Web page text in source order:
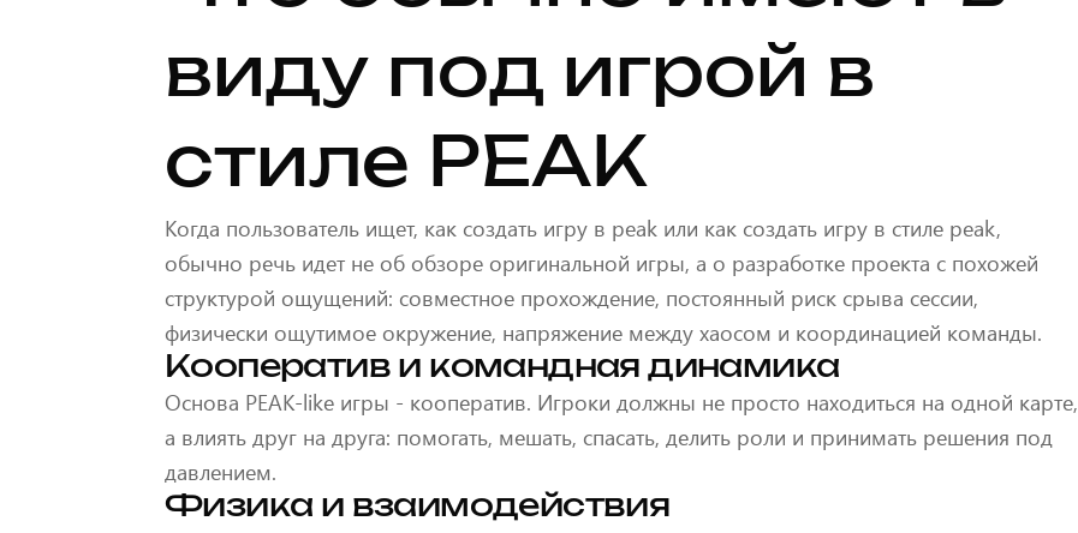
виду под игрой в
стиле PEAK
Когда пользователь ищет, как создать игру в peak или как создать игру в стиле peak,
обычно речь идет не об обзоре оригинальной игры, а о разработке проекта с похожей
структурой ощущений: совместное прохождение, постоянный риск срыва сессии,
физически ощутимое окружение, напряжение между хаосом и координацией команды.
Кооператив и командная динамика
Основа PEAK-like игры - кооператив. Игроки должны не просто находиться на одной карте,
а влиять друг на друга: помогать, мешать, спасать, делить роли и принимать решения под
давлением.
Физика и взаимодействия